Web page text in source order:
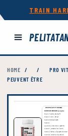
TRAIN
HOME / /
PRO
PEUVENT ÊTRE